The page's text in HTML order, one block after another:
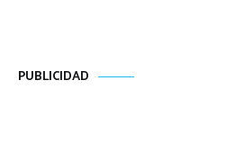
PUBLICIDAD